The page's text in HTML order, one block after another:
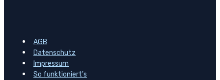
AGB
Datenschutz
Impressum
So funktioniert's